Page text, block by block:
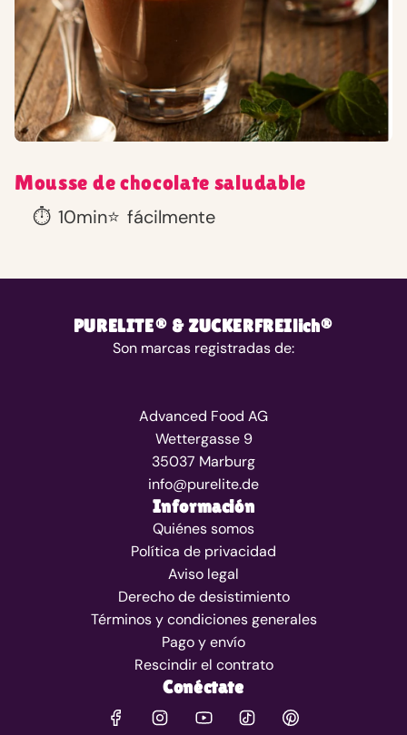
Mousse de chocolate saludable
⏱️ 10min⭐ fácilmente
PURELITE® & ZUCKERFREIlich®
Son marcas registradas de:
Advanced Food AG
Wettergasse 9
35037 Marburg
info@purelite.de
Información
Quiénes somos
Política de privacidad
Aviso legal
Derecho de desistimiento
Términos y condiciones generales
Pago y envío
Rescindir el contrato
Conéctate